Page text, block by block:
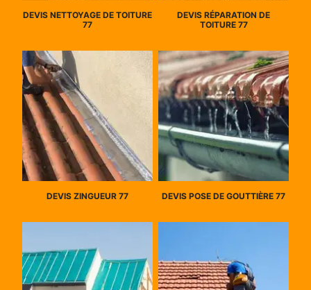
DEVIS NETTOYAGE DE TOITURE
77
DEVIS RÉPARATION DE
TOITURE 77
DEVIS ZINGUEUR 77 DEVIS POSE DE GOUTTIÈRE 77